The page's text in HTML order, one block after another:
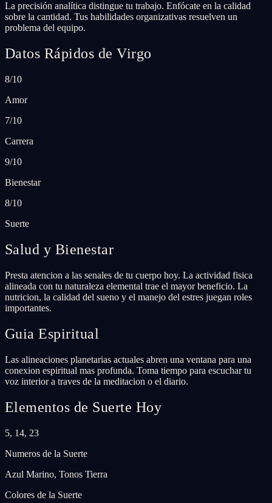
La precisión analítica distingue tu trabajo. Enfócate en la calidad
sobre la cantidad. Tus habilidades organizativas resuelven un
problema del equipo.
Datos Rápidos de Virgo
8/10
Amor
7/10
Carrera
9/10
Bienestar
8/10
Suerte
Salud y Bienestar
Presta atencion a las senales de tu cuerpo hoy. La actividad fisica
alineada con tu naturaleza elemental trae el mayor beneficio. La
nutricion, la calidad del sueno y el manejo del estres juegan roles
importantes.
Guia Espiritual
Las alineaciones planetarias actuales abren una ventana para una
conexion espiritual mas profunda. Toma tiempo para escuchar tu
voz interior a traves de la meditacion o el diario.
Elementos de Suerte Hoy
5, 14, 23
Numeros de la Suerte
Azul Marino, Tonos Tierra
Colores de la Suerte